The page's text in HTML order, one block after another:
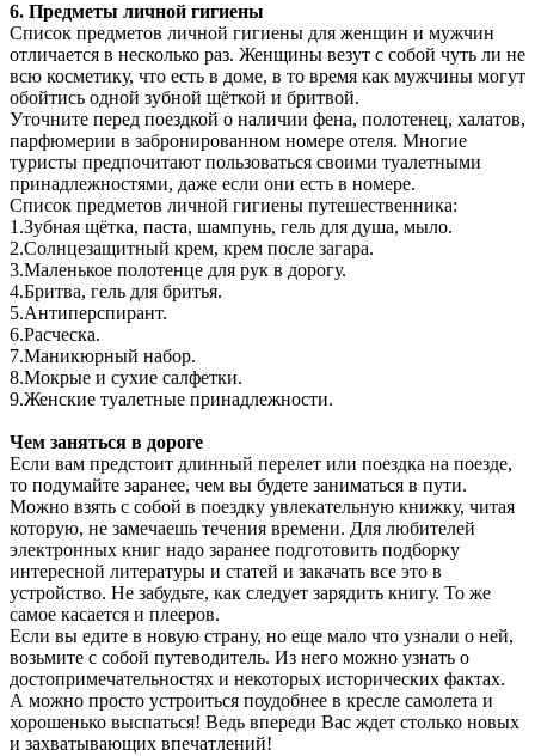
6. Предметы личной гигиены
Список предметов личной гигиены для женщин и мужчин
отличается в несколько раз. Женщины везут с собой чуть ли не
всю косметику, что есть в доме, в то время как мужчины могут
обойтись одной зубной щёткой и бритвой.
Уточните перед поездкой о наличии фена, полотенец, халатов,
парфюмерии в забронированном номере отеля. Многие
туристы предпочитают пользоваться своими туалетными
принадлежностями, даже если они есть в номере.
Список предметов личной гигиены путешественника:
1.Зубная щётка, паста, шампунь, гель для душа, мыло.
2.Солнцезащитный крем, крем после загара.
3.Маленькое полотенце для рук в дорогу.
4.Бритва, гель для бритья.
5.Антиперспирант.
6.Расческа.
7.Маникюрный набор.
8.Мокрые и сухие салфетки.
9.Женские туалетные принадлежности.
Чем заняться в дороге
Если вам предстоит длинный перелет или поездка на поезде,
то подумайте заранее, чем вы будете заниматься в пути.
Можно взять с собой в поездку увлекательную книжку, читая
которую, не замечаешь течения времени. Для любителей
электронных книг надо заранее подготовить подборку
интересной литературы и статей и закачать все это в
устройство. Не забудьте, как следует зарядить книгу. То же
самое касается и плееров.
Если вы едите в новую страну, но еще мало что узнали о ней,
возьмите с собой путеводитель. Из него можно узнать о
достопримечательностях и некоторых исторических фактах.
А можно просто устроиться поудобнее в кресле самолета и
хорошенько выспаться! Ведь впереди Вас ждет столько новых
и захватывающих впечатлений!